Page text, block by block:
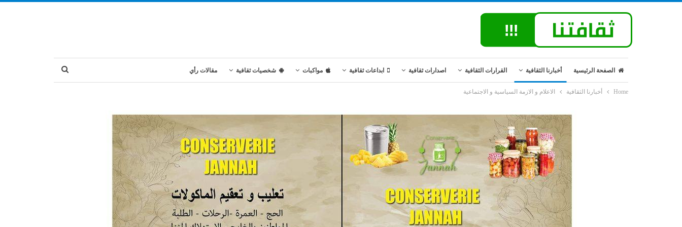
الصفحة الرئيسية أخبارنا الثقافية القرارات الثقافية اصدارات ثقافية ابداعات ثقافية مواكبات شخصيات ثقافية مقالات رأي
Home أخبارنا الثقافية الاعلام و الازمة السياسية و الاجتماعية